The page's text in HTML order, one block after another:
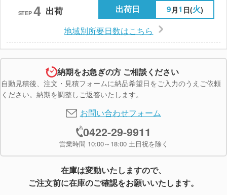
STEP 4 出荷 出荷日 9 月1 日(火)
地域別所要日数はこちら
納期をお急ぎの方 ご相談ください
自動見積後、注文・見積フォームに納品希望日をご入力のうえご依頼
ください。納期を調整しご返答いたします。
お問い合わせフォーム
0422-29-9911
営業時間 10:00～18:00 土日祝を除く
在庫は変動いたしますので、
ご注文前に在庫のご確認をお願いいたします。